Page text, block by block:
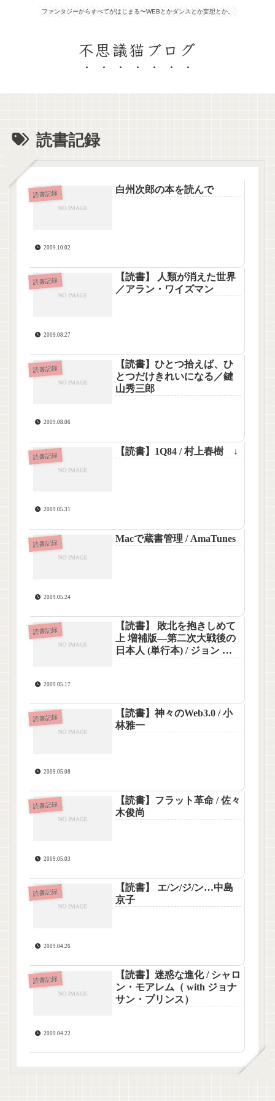
ファンタジーからすべてがはじまる〜WEBとかダンスとか妄想とか。
不思議猫ブログ
読書記録
読書記録 白州次郎の本を読んで
2009.10.02
読書記録
【読書】 人類が消えた世界
／アラン・ワイズマン
2009.08.27
読書記録
【読書】ひとつ拾えば、ひ
とつだけきれいになる／鍵
山秀三郎
2009.08.06
読書記録 【読書】1Q84 / 村上春樹 ↓
2009.05.31
読書記録 Macで蔵書管理 / AmaTunes
2009.05.24
読書記録
【読書】 敗北を抱きしめて
上 増補版—第二次大戦後の
日本人 (単行本) / ジョン ダ
2009.05.17
読書記録
【読書】神々のWeb3.0 / 小
林雅一
2009.05.08
読書記録
【読書】フラット革命 / 佐々
木俊尚
2009.05.03
読書記録
【読書】 エ/ン/ジ/ン…中島
京子
2009.04.26
読書記録
【読書】迷惑な進化 / シャロ
ン・モアレム（ with ジョナ
サン・プリンス）
2009.04.22